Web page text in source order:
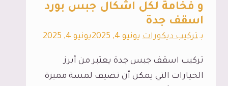
وظيفية
مع
رفوف
و فخامة لكل اشكال جبس بورد
اسقف جدة
بـتركيب ديكورات يونيو 4, 2025 يونيو 4, 2025
تركيب اسقف جبس جدة يعتبر من أبرز
الخيارات التي يمكن أن تضيف لمسة مميزة